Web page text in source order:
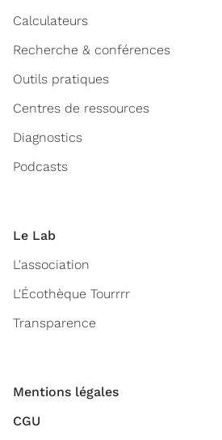
Calculateurs
Recherche & conférences
Outils pratiques
Centres de ressources
Diagnostics
Podcasts
Le Lab
L'association
L'Écothèque Tourrrr
Transparence
Mentions légales
CGU